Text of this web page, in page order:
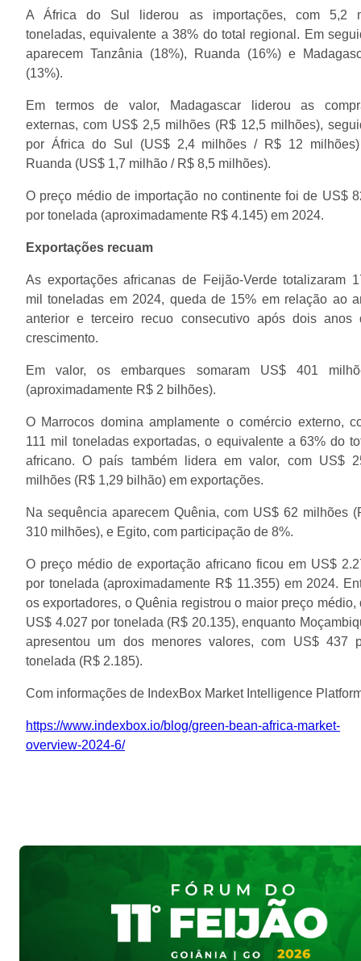
A África do Sul liderou as importações, com 5,2
toneladas, equivalente a 38% do total regional. Em
aparecem Tanzânia (18%), Ruanda (16%) e
(13%).
Em termos de valor, Madagascar liderou as
externas, com US$ 2,5 milhões (R$ 12,5 milhões),
por África do Sul (US$ 2,4 milhões / R$ 12
Ruanda (US$ 1,7 milhão / R$ 8,5 milhões).
O preço médio de importação no continente foi de US$
por tonelada (aproximadamente R$ 4.145) em 2024.
Exportações recuam
As exportações africanas de Feijão-Verde totalizaram
mil toneladas em 2024, queda de 15% em relação ao
anterior e terceiro recuo consecutivo após dois anos
crescimento.
Em valor, os embarques somaram US$ 401
(aproximadamente R$ 2 bilhões).
O Marrocos domina amplamente o comércio externo,
111 mil toneladas exportadas, o equivalente a 63% do
africano. O país também lidera em valor, com US$
milhões (R$ 1,29 bilhão) em exportações.
Na sequência aparecem Quênia, com US$ 62 milhões
310 milhões), e Egito, com participação de 8%.
O preço médio de exportação africano ficou em US$
por tonelada (aproximadamente R$ 11.355) em 2024.
os exportadores, o Quênia registrou o maior preço médio,
US$ 4.027 por tonelada (R$ 20.135), enquanto
apresentou um dos menores valores, com US$ 437
tonelada (R$ 2.185).
Com informações de IndexBox Market Intelligence
https://www.indexbox.io/blog/green-bean-africa-market-
overview-2024-6/